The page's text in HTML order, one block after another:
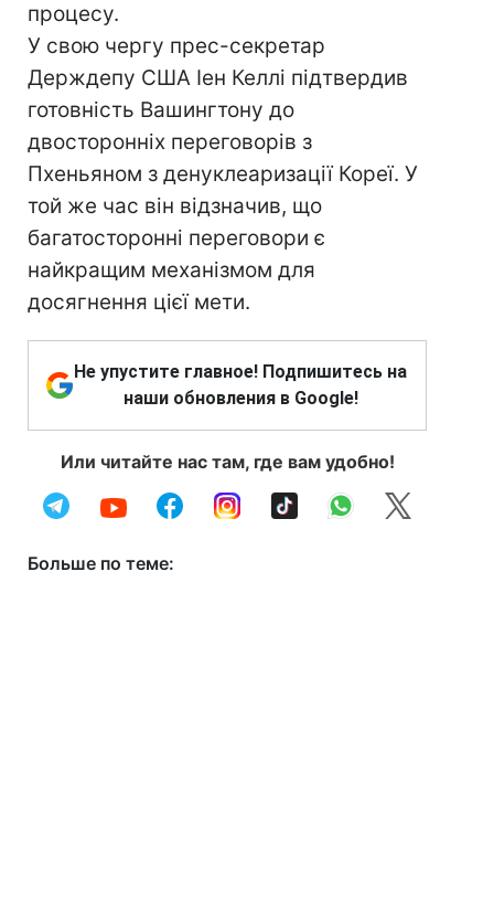
процесу.
У свою чергу прес-секретар
Держдепу США Іен Келлі підтвердив
готовність Вашингтону до
двосторонніх переговорів з
Пхеньяном з денуклеаризації Кореї. У
той же час він відзначив, що
багатосторонні переговори є
найкращим механізмом для
досягнення цієї мети.
Не упустите главное! Подпишитесь на
наши обновления в Google!
Или читайте нас там, где вам удобно!
Больше по теме: